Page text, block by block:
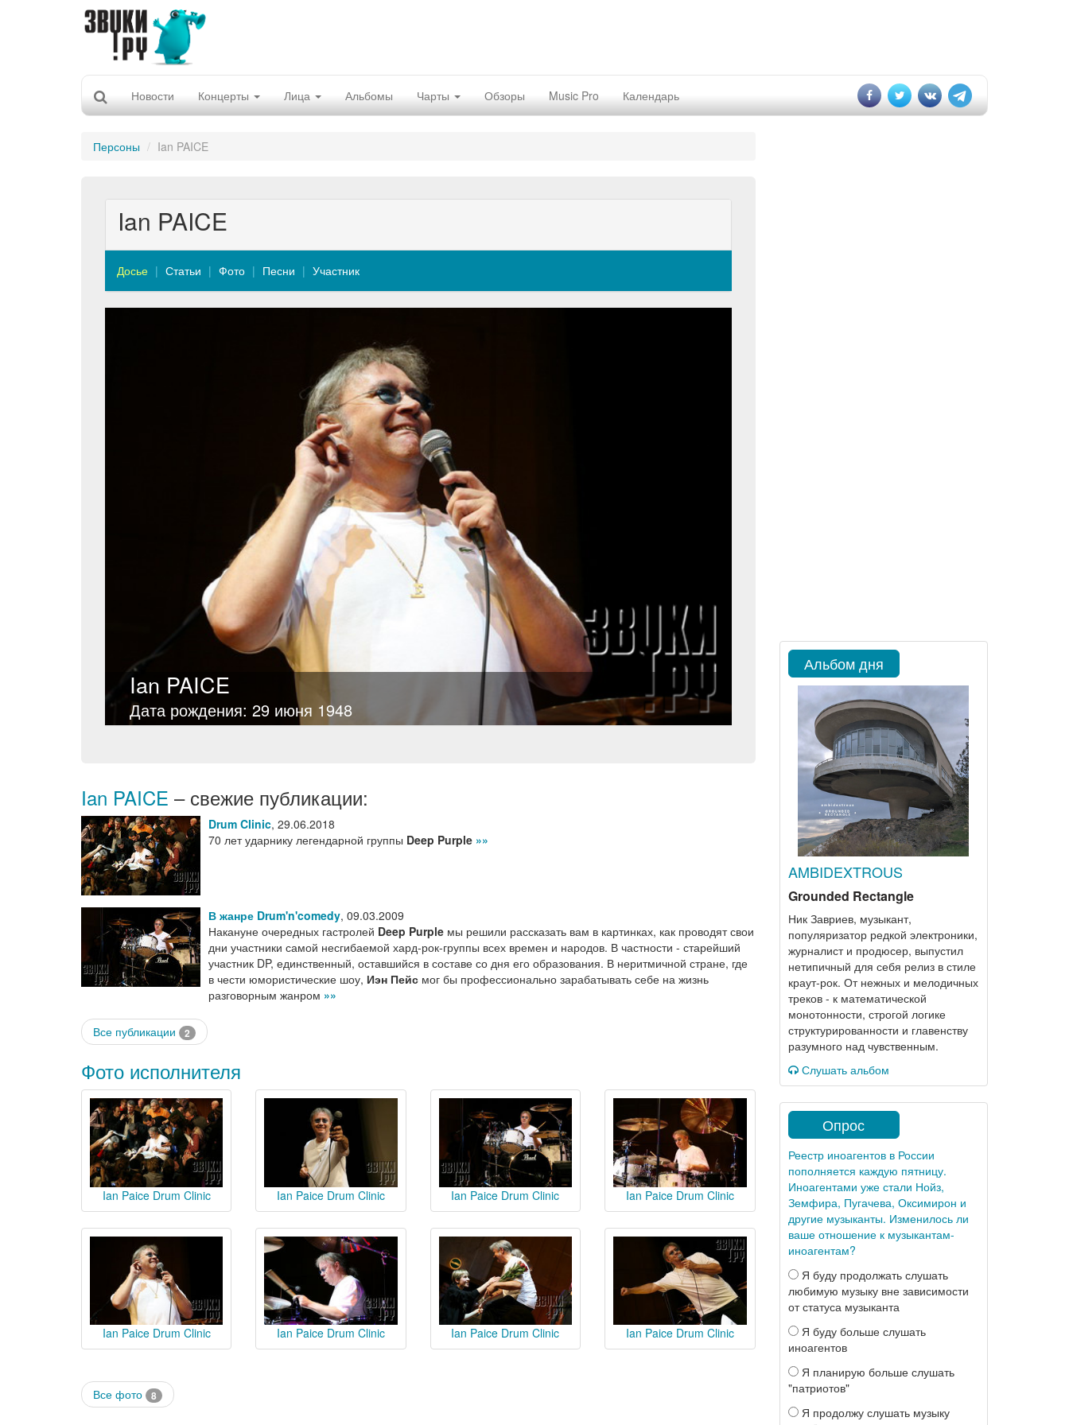
Новости Концерты Лица Альбомы Чарты Обзоры Music Pro Календарь
Персоны Ian PAICE
Ian PAICE
Досье Статьи Фото Песни Участник
Ian PAICE
Дата рождения: 29 июня 1948
Ian PAICE – свежие публикации:
Drum Clinic, 29.06.2018
70 лет ударнику легендарной группы Deep Purple »»
В жанре Drum'n'comedy, 09.03.2009
Накануне очередных гастролей Deep Purple мы решили рассказать вам в картинках, как проводят свои
дни участники самой несгибаемой хард-рок-группы всех времен и народов. В частности - старейший
участник DP, единственный, оставшийся в составе со дня его образования. В неритмичной стране, где
в чести юмористические шоу, Иэн Пейс мог бы профессионально зарабатывать себе на жизнь
разговорным жанром »»
Все публикации 2
Фото исполнителя
Ian Paice Drum Clinic Ian Paice Drum Clinic Ian Paice Drum Clinic Ian Paice Drum Clinic
Ian Paice Drum Clinic Ian Paice Drum Clinic Ian Paice Drum Clinic Ian Paice Drum Clinic
Все фото 8
Альбом дня
AMBIDEXTROUS
Grounded Rectangle
Ник Завриев, музыкант,
популяризатор редкой электроники,
журналист и продюсер, выпустил
нетипичный для себя релиз в стиле
краут-рок. От нежных и мелодичных
треков - к математической
монотонности, строгой логике
структурированности и главенству
разумного над чувственным.
Слушать альбом
Опрос
Реестр иноагентов в России
пополняется каждую пятницу.
Иноагентами уже стали Нойз,
Земфира, Пугачева, Оксимирон и
другие музыканты. Изменилось ли
ваше отношение к музыкантам-
иноагентам?
Я буду продолжать слушать
любимую музыку вне зависимости
от статуса музыканта
Я буду больше слушать
иноагентов
Я планирую больше слушать
"патриотов"
Я продолжу слушать музыку